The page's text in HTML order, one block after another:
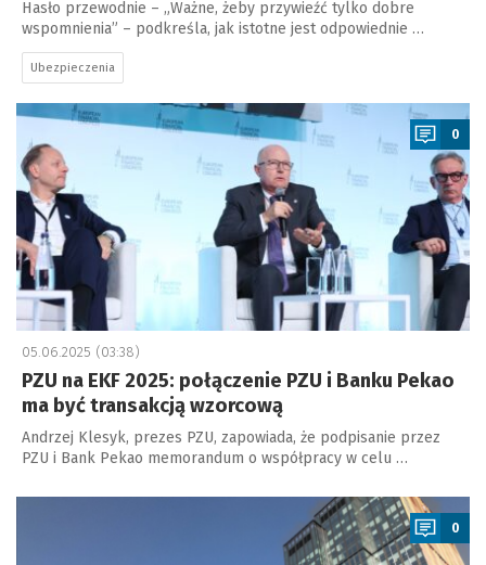
Hasło przewodnie – „Ważne, żeby przywieźć tylko dobre
wspomnienia” – podkreśla, jak istotne jest odpowiednie …
Ubezpieczenia
a
0
05.06.2025 (03:38)
PZU na EKF 2025: połączenie PZU i Banku Pekao
ma być transakcją wzorcową
Andrzej Klesyk, prezes PZU, zapowiada, że podpisanie przez
PZU i Bank Pekao memorandum o współpracy w celu …
a
0